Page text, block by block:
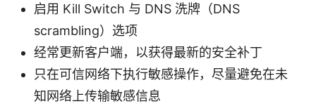
启用 Kill Switch 与 DNS 洗牌（DNS
scrambling）选项
经常更新客户端，以获得最新的安全补丁
只在可信网络下执行敏感操作，尽量避免在未
知网络上传输敏感信息